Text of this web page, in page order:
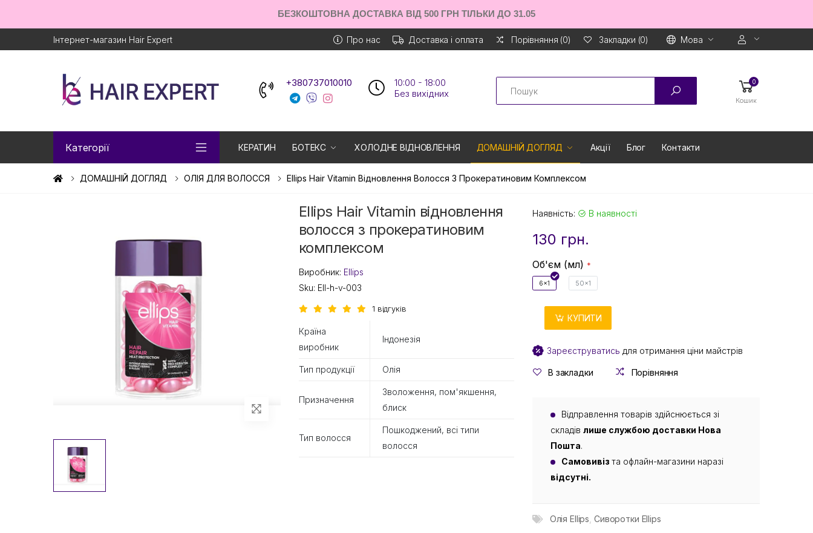
БЕЗКОШТОВНА ДОСТАВКА ВІД 500 ГРН ТІЛЬКИ ДО 31.05
Інтернет-магазин Hair Expert Про нас Доставка і оплата Порівняння (0) Закладки (0) Мова
+380737010010
10:00 - 18:00
Без вихiдних
Search 0
Кошик
Категорії КЕРАТИН БОТЕКС ХОЛОДНЕ ВІДНОВЛЕННЯ ДОМАШНІЙ ДОГЛЯД Акції Блог Контакти
ДОМАШНІЙ ДОГЛЯД ОЛІЯ ДЛЯ ВОЛОССЯ Ellips Hair Vitamin Відновлення Волосся З Прокератиновим Комплексом
Ellips Hair Vitamin відновлення
волосся з прокератиновим
комплексом
Виробник: Ellips
Sku: Ell-h-v-003
1 відгуків
Країна
виробник
Індонезія
Тип продукції Олія
Призначення
Зволоження, пом'якшення,
блиск
Тип волосся
Пошкоджений, всі типи
волосся
Наявність: В наявності
130 грн.
Об'єм (мл)
6x1 50x1
КУПИТИ
Зареєструватись для отримання ціни майстрів
В закладки Порівняння
Відправлення товарів здійснюється зі
складів лише службою доставки Нова
Пошта.
Самовивіз та офлайн-магазини наразі
відсутні.
Олія Ellips Сиворотки Ellips